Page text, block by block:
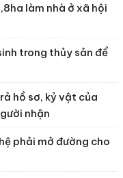
làm nhà ở xã hội
trong thủy sản để
hồ sơ, kỷ vật của
nhận
phải mở đường cho